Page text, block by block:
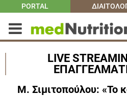
PORTAL
LIVE
Μ. Σιμιτοπούλου: «Το